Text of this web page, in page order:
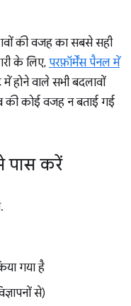
की वजह का सबसे सही
के लिए, परफ़ॉर्मेंस पैनल में
होने वाले सभी बदलावों
की कोई वजह न बताई गई
पास करें
गया है
से)